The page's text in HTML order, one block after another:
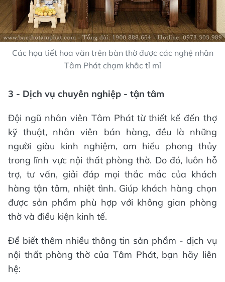
Các họa tiết hoa văn trên bàn thờ được các nghệ nhân
Tâm Phát chạm khắc tỉ mỉ
3 - Dịch vụ chuyên nghiệp - tận tâm
Đội ngũ nhân viên Tâm Phát từ thiết kế đến thợ
kỹ thuật, nhân viên bán hàng, đều là những
người giàu kinh nghiệm, am hiểu phong thủy
trong lĩnh vực nội thất phòng thờ. Do đó, luôn hỗ
trợ, tư vấn, giải đáp mọi thắc mắc của khách
hàng tận tâm, nhiệt tình. Giúp khách hàng chọn
được sản phẩm phù hợp với không gian phòng
thờ và điều kiện kinh tế.
Để biết thêm nhiều thông tin sản phẩm - dịch vụ
nội thất phòng thờ của Tâm Phát, bạn hãy liên
hệ: